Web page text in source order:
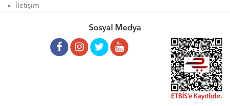
İletişim
Sosyal Medya